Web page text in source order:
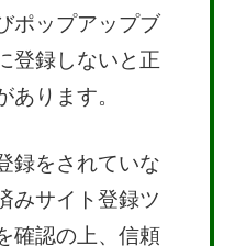
ポップアップブ
登録しないと正
あります。
録をされていな
みサイト登録ツ
確認の上、信頼